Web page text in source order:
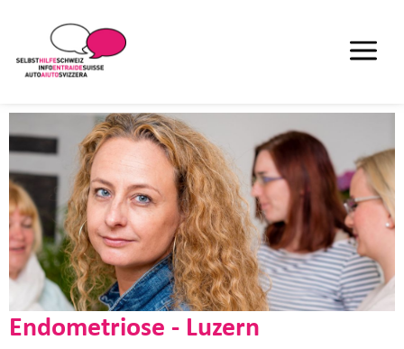
Endometriose - Luzern